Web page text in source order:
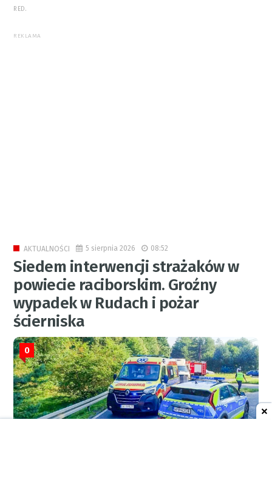
RED.
REKLAMA
AKTUALNOŚCI 5 sierpnia 2026 08:52
Siedem interwencji strażaków w
powiecie raciborskim. Groźny
wypadek w Rudach i pożar
ścierniska
0